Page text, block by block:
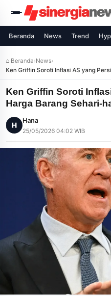
Beranda News Trend
⌂ Beranda›News›
Ken Griffin Soroti Inflasi AS yang
Melonjak
Ken Griffin Soroti
Harga Barang Sehari-
H
Hana
25/05/2026 04:02 WIB